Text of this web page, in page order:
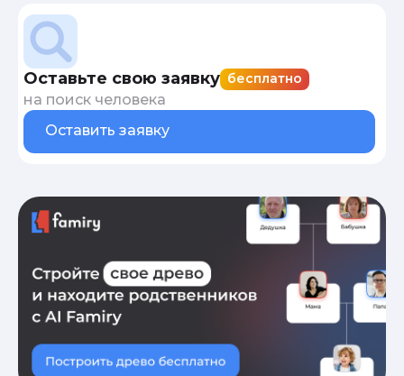
Оставьте свою заявку бесплатно
на поиск человека
Оставить заявку